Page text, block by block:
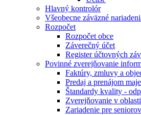
Hlavný kontrolór
Všeobecne záväzné
Rozpočet
Rozpočet obce
Záverečný účet
Register účtovných
Povinné zverejňovanie
Faktúry, zmluvy a
Predaj a prenájom
Štandardy kvality -
Zverejňovanie v
Zariadenie pre